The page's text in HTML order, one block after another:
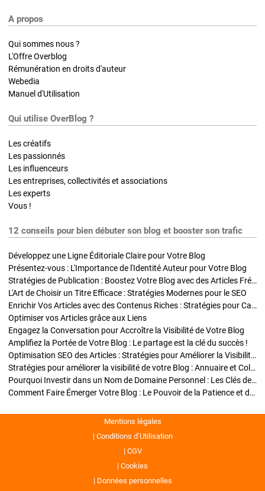
A propos
Qui sommes nous ?
L'Offre Overblog
Rémunération en droits d'auteur
Webedia
Manuel d'Utilisation
Qui utilise OverBlog ?
Les créatifs
Les passionnés
Les influenceurs
Les entreprises, collectivités et associations
Les experts
Vous !
12 conseils pour bien débuter son blog et booster son trafic
Développez une Ligne Éditoriale Claire pour Votre Blog
Présentez-vous : L'Importance de l'Identité Auteur pour Votre Blog
Stratégies de Publication : Boostez Votre Blog avec des Articles Fréquents et Exclusifs
L'Art de Choisir un Titre Efficace : Stratégies Modernes pour le SEO
Enrichir Vos Articles avec des Contenus Riches : Stratégies pour Captiver et Optimiser
Optimiser vos Articles grâce aux Liens
Engagez la Conversation pour Accroître la Visibilité de Votre Blog
Amplifiez la Portée de Votre Blog : Le partage est la clé du succès !
Optimisation SEO des Articles : Stratégies pour Améliorer la Visibilité de Votre Blog
Stratégies pour améliorer la visibilité de votre Blog : Annuaire et Collaborations
Pourquoi Investir dans un Nom de Domaine Personnel : Les Clés de la Réussite de Votre Blog
Comment Faire Émerger Votre Blog : Le Pouvoir de la Patience et de la Persévérance
Mentions légales
Conditions d’Utilisation
CGV
Cookies
Données personnelles